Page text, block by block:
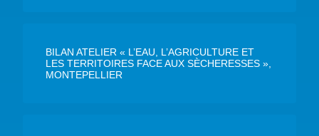
BILAN ATELIER « L’EAU, L’AGRICULTURE ET
LES TERRITOIRES FACE AUX SÈCHERESSES »,
MONTEPELLIER